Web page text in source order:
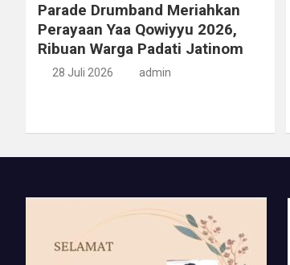
Parade Drumband Meriahkan
Perayaan Yaa Qowiyyu 2026,
Ribuan Warga Padati Jatinom
28 Juli 2026 admin